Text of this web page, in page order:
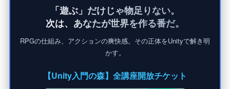
「遊ぶ」だけじゃ物足りない。
次は、あなたが世界を作る番だ。
RPGの仕組み、アクションの爽快感。その正体をUnityで解き明
かす。
【Unity入門の森】全講座開放チケット